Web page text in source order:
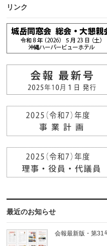
リンク
最近のお知らせ
会報最新版・第31